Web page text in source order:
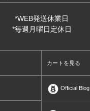
*WEB発送休業日
*毎週月曜日定休日
カートを見る
Official Blog